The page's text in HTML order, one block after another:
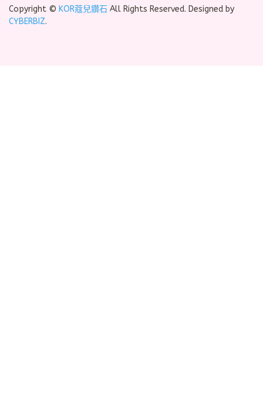
Copyright © KOR蔻兒鑽石 All Rights Reserved. Designed by
CYBERBIZ.